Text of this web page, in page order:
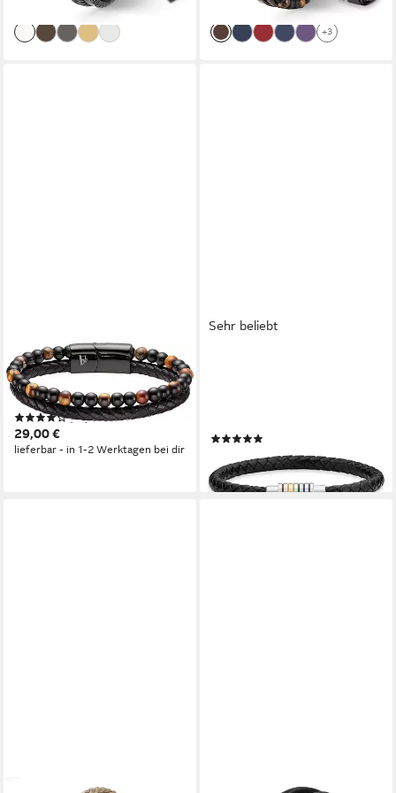
lieferbar - in 6-8 Werktagen bei dir lieferbar - in 6-8 Werktagen bei dir
+3
BRUNO BANANI
Lederarmband Schmuck, mit
Tigerauge (synth)
(10)
29,00 €
lieferbar - in 1-2 Werktagen bei dir
Sehr beliebt
24,00 €
lieferbar - in 1-2 Werktagen bei dir